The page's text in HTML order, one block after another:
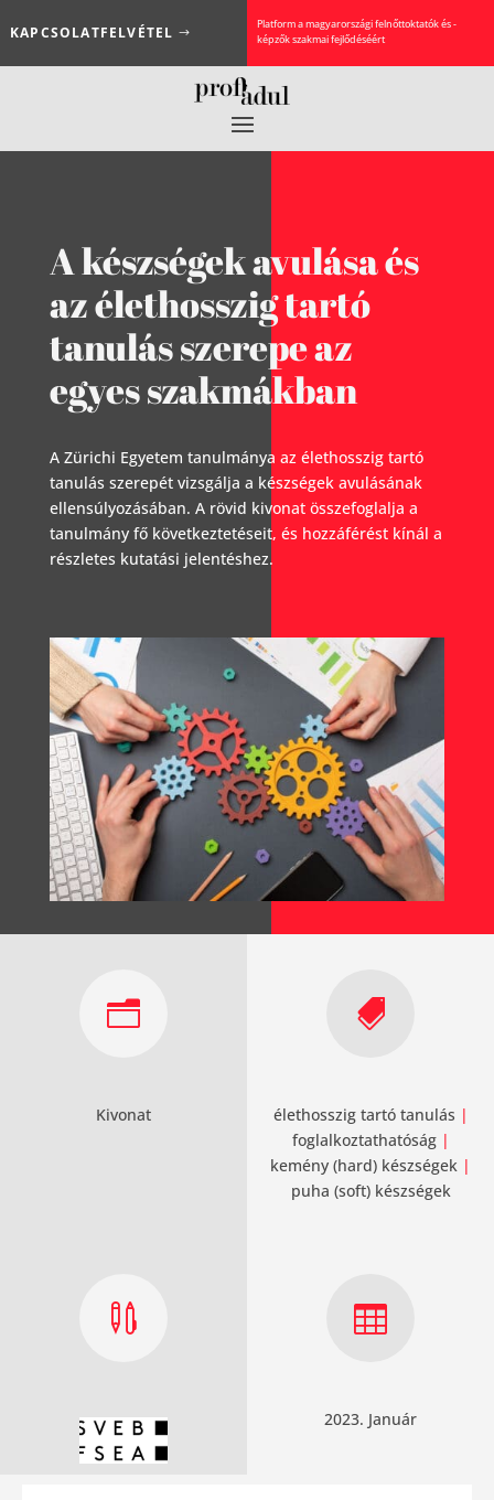
KAPCSOLATFELVÉTEL
Platform a magyarországi felnőttoktatók és -
képzők szakmai fejlődéséért
A készségek avulása és
az élethosszig tartó
tanulás szerepe az
egyes szakmákban
A Zürichi Egyetem tanulmánya az élethosszig tartó
tanulás szerepét vizsgálja a készségek avulásának
ellensúlyozásában. A rövid kivonat összefoglalja a
tanulmány fő következtetéseit, és hozzáférést kínál a
részletes kutatási jelentéshez.
n
Kivonat

élethosszig tartó tanulás |
foglalkoztathatóság|
kemény (hard) készségek |
puha (soft) készségek
 
2023. Január